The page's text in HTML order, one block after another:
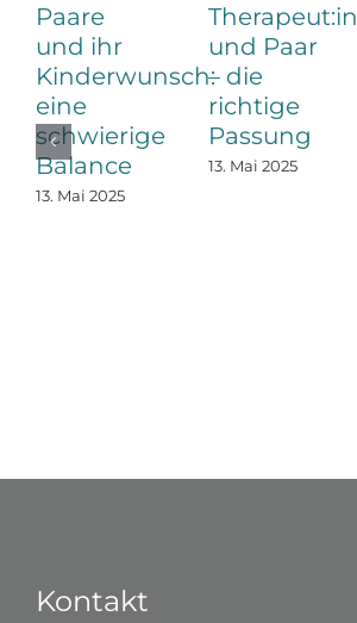
Paare
und ihr
Kinderwunsch:
eine
schwierige
Balance
13. Mai 2025
Therapeut:in
und Paar
– die
richtige
Passung
13. Mai 2025
Kontakt